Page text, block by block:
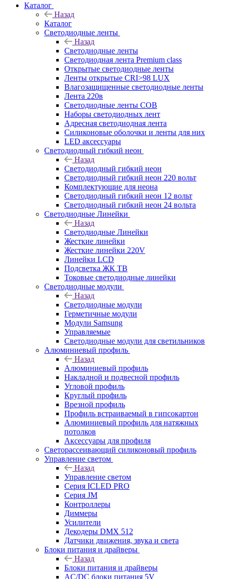
Каталог
Назад
Каталог
Светодиодные ленты
Назад
Светодиодные ленты
Светодиодная лента Premium class
Открытые светодиодные ленты
Ленты открытые CRI>98 LUX
Влагозащищенные светодиодные ленты
Лента 220в
Светодиодные ленты COB
Наборы светодиодных лент
Адресная светодиодная лента
Силиконовые оболочки и ленты для них
LED аксессуары
Светодиодный гибкий неон
Назад
Светодиодный гибкий неон
Светодиодный гибкий неон 220 вольт
Комплектующие для неона
Светодиодный гибкий неон 12 вольт
Светодиодный гибкий неон 24 вольта
Светодиодные Линейки
Назад
Светодиодные Линейки
Жесткие линейки
Жесткие линейки 220V
Линейки LCD
Подсветка ЖК ТВ
Токовые светодиодные линейки
Светодиодные модули
Назад
Светодиодные модули
Герметичные модули
Модули Samsung
Управляемые
Светодиодные модули для светильников
Алюминиевый профиль
Назад
Алюминиевый профиль
Накладной и подвесной профиль
Угловой профиль
Круглый профиль
Врезной профиль
Профиль встраиваемый в гипсокартон
Алюминиевый профиль для натяжных
потолков
Аксессуары для профиля
Светорассеивающий силиконовый профиль
Управление светом
Назад
Управление светом
Серия ICLED PRO
Серия JM
Контроллеры
Диммеры
Усилители
Декодеры DMX 512
Датчики движения, звука и света
Блоки питания и драйверы
Назад
Блоки питания и драйверы
AC/DC блоки питания 5V